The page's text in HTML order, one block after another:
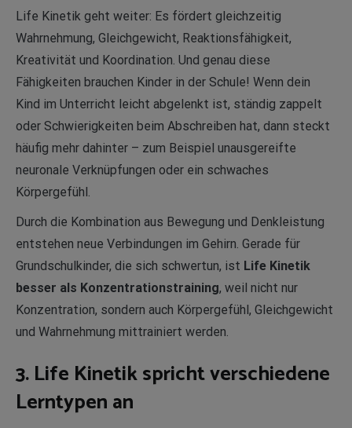
Life Kinetik geht weiter: Es fördert gleichzeitig
Wahrnehmung, Gleichgewicht, Reaktionsfähigkeit,
Kreativität und Koordination. Und genau diese
Fähigkeiten brauchen Kinder in der Schule! Wenn dein
Kind im Unterricht leicht abgelenkt ist, ständig zappelt
oder Schwierigkeiten beim Abschreiben hat, dann steckt
häufig mehr dahinter – zum Beispiel unausgereifte
neuronale Verknüpfungen oder ein schwaches
Körpergefühl.
Durch die Kombination aus Bewegung und Denkleistung
entstehen neue Verbindungen im Gehirn. Gerade für
Grundschulkinder, die sich schwertun, ist Life Kinetik
besser als Konzentrationstraining, weil nicht nur
Konzentration, sondern auch Körpergefühl, Gleichgewicht
und Wahrnehmung mittrainiert werden.
3. Life Kinetik spricht verschiedene
Lerntypen an